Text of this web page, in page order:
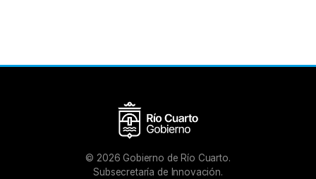
©2026 Gobierno de Río Cuarto.
Subsecretaría de Innovación.